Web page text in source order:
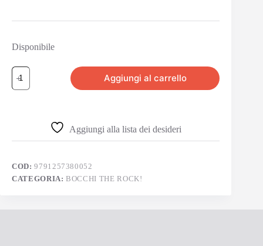
Disponibile
Aggiungi al carrello
Aggiungi alla lista dei desideri
COD:9791257380052
CATEGORIA:BOCCHI THE ROCK!